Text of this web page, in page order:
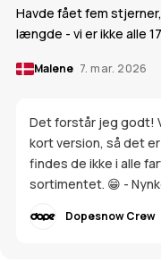
Havde fået fem
længde - vi er ikke alle
Malene 7. mar. 2026
Det forstår jeg godt!
kort version, så det
findes de ikke i alle
sortimentet. 😁 -
Dopesnow Crew